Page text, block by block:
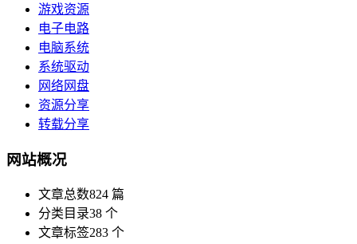
游戏资源
电子电路
电脑系统
系统驱动
网络网盘
资源分享
转载分享
网站概况
文章总数824 篇
分类目录38 个
文章标签283 个